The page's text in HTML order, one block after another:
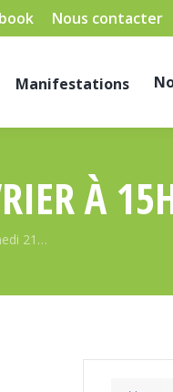
Nous contacter
Manifestations
À
21…